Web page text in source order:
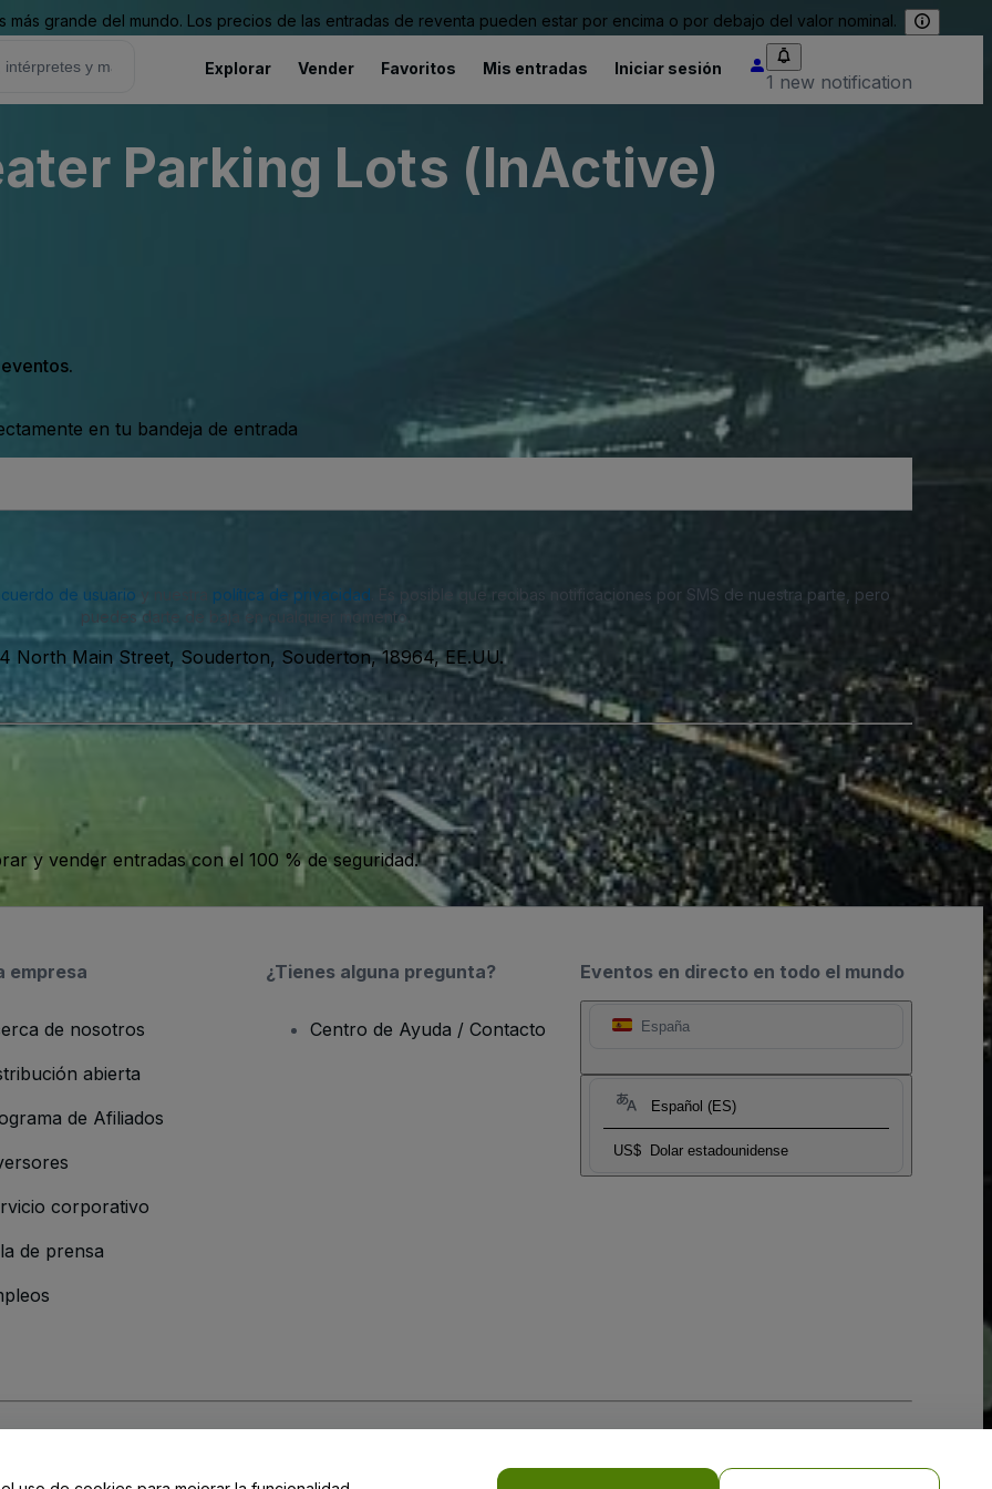
grande del mundo. Los precios de las entradas de reventa pueden estar por encima o por debajo del valor nominal.
Explorar Vender Favoritos Mis entradas Iniciar sesión
1 new notification
Parking Lots (InActive)
en tu bandeja de entrada
de usuario política de privacidad
. Es posible que recibas notificaciones por SMS de nuestra parte, pero
puedes darte de baja en cualquier momento.
North Main Street, Souderton, Souderton, 18964, EE.UU.
y vender entradas con el 100 % de seguridad.
Eventos en directo en todo el mundo
España
Español (ES)
US$ Dolar estadounidense
empresa
de nosotros
abierta
de Afiliados
corporativo
de prensa
¿Tienes alguna pregunta?
Centro de Ayuda / Contacto
y de laPolítica de Privacidad para Móviles